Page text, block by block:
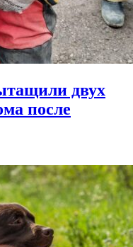
двух
после